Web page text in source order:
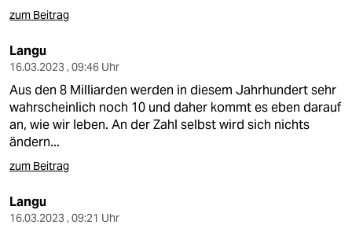
zum Beitrag
Langu
16.03.2023 , 09:46 Uhr
Aus den 8 Milliarden werden in diesem Jahrhundert sehr
wahrscheinlich noch 10 und daher kommt es eben darauf
an, wie wir leben. An der Zahl selbst wird sich nichts
ändern...
zum Beitrag
Langu
16.03.2023 , 09:21 Uhr